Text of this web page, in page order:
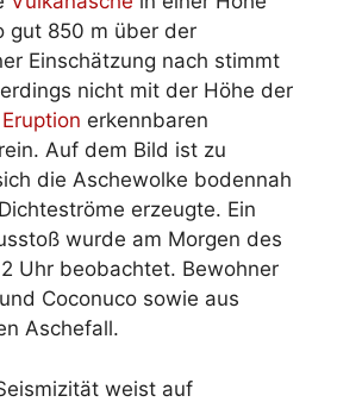
gut 850 m über der
Einschätzung nach stimmt
nicht mit der Höhe der
Eruption erkennbaren
Auf dem Bild ist zu
die Aschewolke bodennah
erzeugte. Ein
wurde am Morgen des
Uhr beobachtet. Bewohner
Coconuco sowie aus
Aschefall.
weist auf